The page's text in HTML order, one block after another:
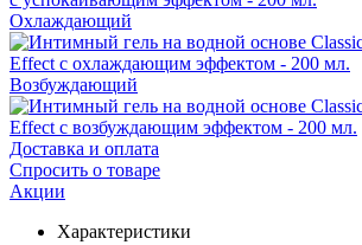
Охлаждающий
Возбуждающий
Доставка и оплата
Спросить о товаре
Акции
Характеристики